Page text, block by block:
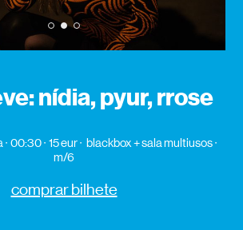
1 2 3
nídia, pyur, rrose
00:30 15 eur
blackbox + sala multiusos
m/6
comprar bilhete